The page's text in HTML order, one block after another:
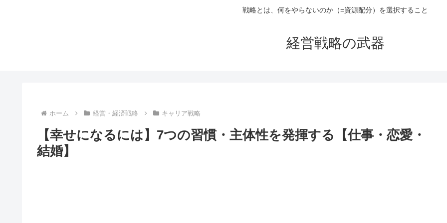
戦略とは、何をやらないのか（=資源配分）を選択すること
経営戦略の武器
ホーム 経営・経済戦略 キャリア戦略
【幸せになるには】7つの習慣・主体性を発揮する【仕事・恋愛・
結婚】